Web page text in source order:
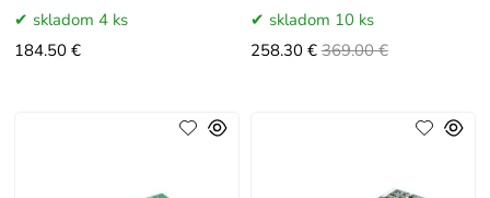
SFP+ konektormi. Poskytuje
vysokorýchlostné
skladom 4 ks
184.50 €
konektormi pre 10GBASE-T
pripojenie.
skladom 10 ks
258.30 € 369.00 €